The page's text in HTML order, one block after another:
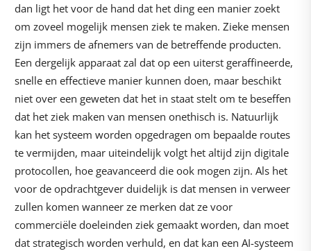
dan ligt het voor de hand dat het ding een manier zoekt
om zoveel mogelijk mensen ziek te maken. Zieke mensen
zijn immers de afnemers van de betreffende producten.
Een dergelijk apparaat zal dat op een uiterst geraffineerde,
snelle en effectieve manier kunnen doen, maar beschikt
niet over een geweten dat het in staat stelt om te beseffen
dat het ziek maken van mensen onethisch is. Natuurlijk
kan het systeem worden opgedragen om bepaalde routes
te vermijden, maar uiteindelijk volgt het altijd zijn digitale
protocollen, hoe geavanceerd die ook mogen zijn. Als het
voor de opdrachtgever duidelijk is dat mensen in verweer
zullen komen wanneer ze merken dat ze voor
commerciële doeleinden ziek gemaakt worden, dan moet
dat strategisch worden verhuld, en dat kan een AI-systeem